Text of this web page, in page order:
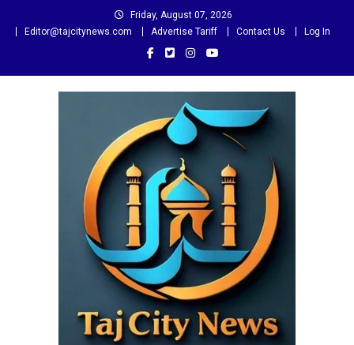
Friday, August 07, 2026
Editor@tajcitynews.com
Advertise Tariff Contact Us Log In